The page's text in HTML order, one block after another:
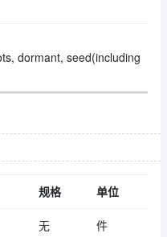
dormant, seed(including
规格 单位
无 件